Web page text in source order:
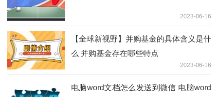
2023-06-16
【全球新视野】并购基金的具体含义是什
么 并购基金存在哪些特点
2023-06-16
电脑word文档怎么发送到微信 电脑word